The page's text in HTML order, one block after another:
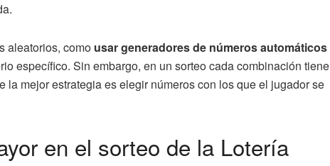
aleatorios, como usar generadores de números automáticos
específico. Sin embargo, en un sorteo cada combinación tiene
mejor estrategia es elegir números con los que el jugador se
en el sorteo de la Lotería